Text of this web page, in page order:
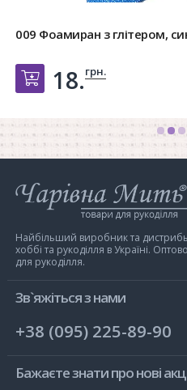
009 Фоамиран з глітером,
Добавить в
18.грн.
Інтернет-
магазин
Мить
Найбільший виробник та
хоббі та рукоділля в Україні.
для рукоділля.
Зв`яжіться з нами
+38 (095) 225-89-90
Бажаєте знати про нові